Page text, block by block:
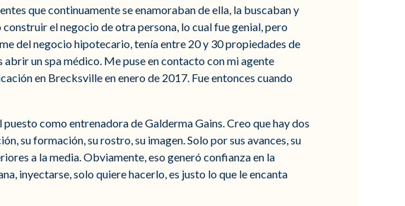
que continuamente se enamoraban de ella, la buscaban y
el negocio de otra persona, lo cual fue genial, pero
del negocio hipotecario, tenía entre 20 y 30 propiedades de
un spa médico. Me puse en contacto con mi agente
en Brecksville en enero de 2017. Fue entonces cuando
como entrenadora de Galderma Gains. Creo que hay dos
su formación, su rostro, su imagen. Solo por sus avances, su
a la media. Obviamente, eso generó confianza en la
inyectarse, solo quiere hacerlo, es justo lo que le encanta